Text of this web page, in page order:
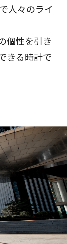
人々のライ
個性を引き
きる時計で